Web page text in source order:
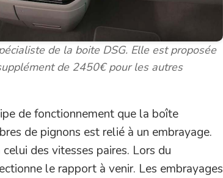
de la boite DSG. Elle est proposée
de 2450€ pour les autres
de fonctionnement que la boîte
de pignons est relié à un embrayage.
des vitesses paires. Lors du
le rapport à venir. Les embrayages